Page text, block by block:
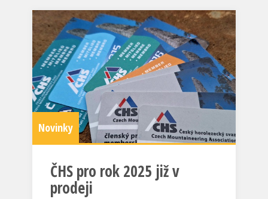
Novinky
ČHS pro rok 2025 již v
prodeji